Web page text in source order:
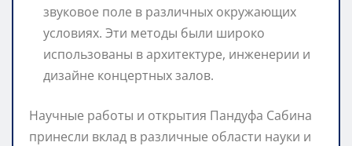
звуковое поле в различных окружающих
условиях. Эти методы были широко
использованы в архитектуре, инженерии и
дизайне концертных залов.
Научные работы и открытия Пандуфа Сабина
принесли вклад в различные области науки и